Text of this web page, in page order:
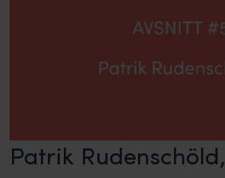
Patrik Rudenschöld,